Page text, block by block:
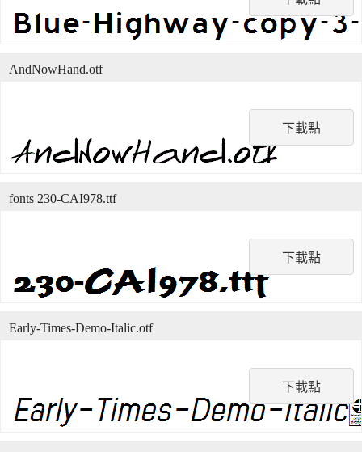
下載點
AndNowHand.otf
下載點
fonts 230-CAI978.ttf
下載點
Early-Times-Demo-Italic.otf